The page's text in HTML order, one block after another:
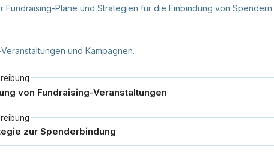
Pläne und Strategien für die Einbindung von Spendern.
und Kampagnen.